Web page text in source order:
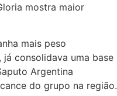
mostra maior
mais peso
consolidava uma base
Argentina
do grupo na região.